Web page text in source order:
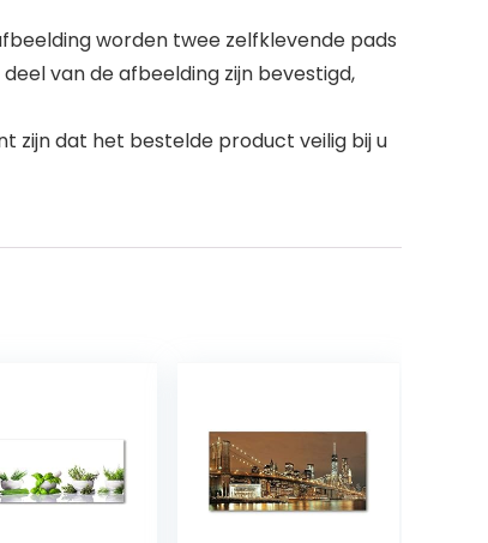
worden twee zelfklevende pads
van de afbeelding zijn bevestigd,
zijn dat het bestelde product veilig bij u